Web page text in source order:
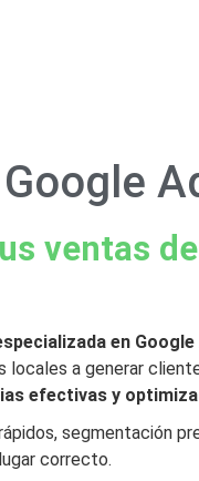
ventas
en Google
locales a generar
efectivas y
segmentación
correcto.